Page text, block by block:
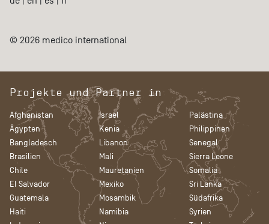
© 2026 medico international
Projekte und Partner in
Afghanistan
Ägypten
Bangladesch
Brasilien
Chile
El Salvador
Guatemala
Haiti
Israel
Kenia
Libanon
Mali
Mauretanien
Mexiko
Mosambik
Namibia
Palästina
Philippinen
Senegal
Sierra Leone
Somalia
Sri Lanka
Südafrika
Syrien